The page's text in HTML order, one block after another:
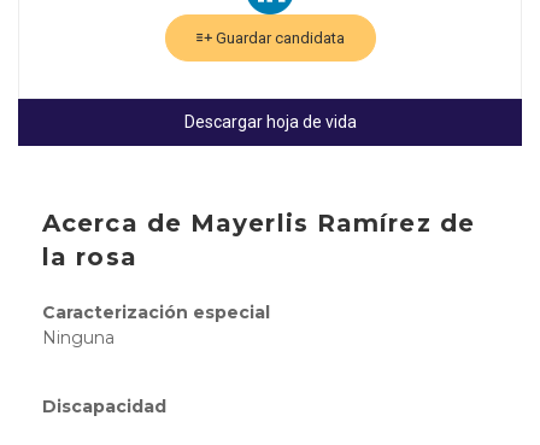
Guardar candidata
Descargar hoja de vida
Acerca de Mayerlis Ramírez de
la rosa
Caracterización especial
Ninguna
Discapacidad